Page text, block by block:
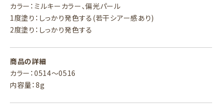
カラー：ミルキーカラー、偏光パール
1度塗り：しっかり発色する(若干シアー感あり)
2度塗り：しっかり発色する
商品の詳細
カラー：0514～0516
内容量：8g